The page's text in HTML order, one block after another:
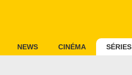
NEWS CINÉMA SÉRIES